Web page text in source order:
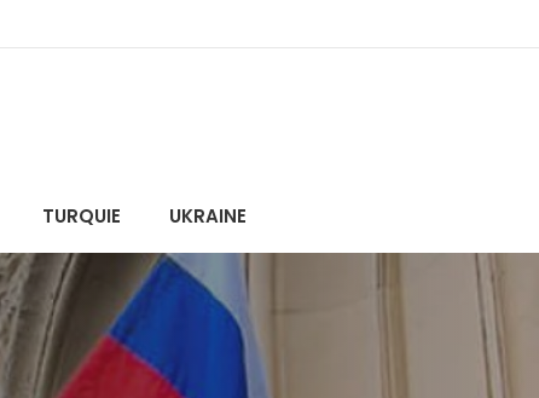
TURQUIE UKRAINE